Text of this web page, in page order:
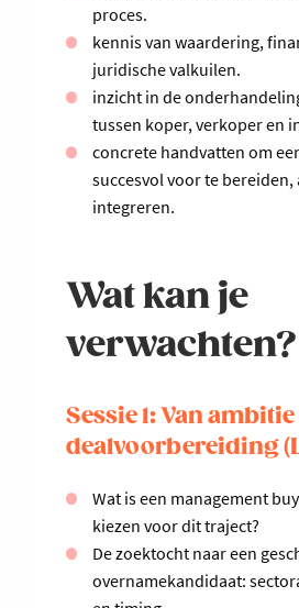
proces.
kennis van waardering,
juridische valkuilen.
inzicht in de
tussen koper, verkoper en
concrete handvatten om
succesvol voor te
integreren.
Wat kan je
verwachten?
Sessie 1: Van
dealvoorbereiding
Wat is een management
kiezen voor dit traject?
De zoektocht naar een
overnamekandidaat: